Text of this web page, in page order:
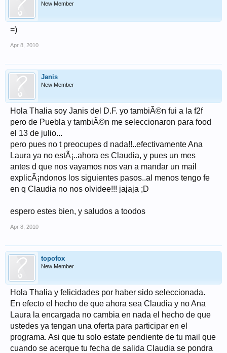
New Member
=)
Apr 8, 2010
Janis
New Member
Hola Thalia soy Janis del D.F. yo tambiÃ©n fui a la f2f
pero de Puebla y tambiÃ©n me seleccionaron para food
el 13 de julio...
pero pues no t preocupes d nada!!..efectivamente Ana
Laura ya no estÃ¡..ahora es Claudia, y pues un mes
antes d que nos vayamos nos van a mandar un mail
explicÃ¡ndonos los siguientes pasos..al menos tengo fe
en q Claudia no nos olvidee!!! jajaja ;D
espero estes bien, y saludos a toodos
Apr 8, 2010
topofox
New Member
Hola Thalia y felicidades por haber sido seleccionada.
En efecto el hecho de que ahora sea Claudia y no Ana
Laura la encargada no cambia en nada el hecho de que
ustedes ya tengan una oferta para participar en el
programa. Asi que tu solo estate pendiente de tu mail que
cuando se acerque tu fecha de salida Claudia se pondra